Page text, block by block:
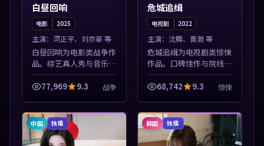
白昼回响
电影 2025
主演： 河正宇、刘亦菲 等
白昼回响为电影类战争作
品。综艺真人秀与音乐现
场收录，亚洲影视平台每
日上新，轻松发现好片。
得加入片单。
77,969 9.3 战争
危城追缉
电视剧 2022
主演： 沈腾、黄渤 等
危城追缉为电视剧类惊悚
作品。口碑佳作与院线热
映精选，高清免费在线资
源，多端适配随时观看。
得加入片单。
68,742 9.3 惊悚
中国 独播 韩国 独播